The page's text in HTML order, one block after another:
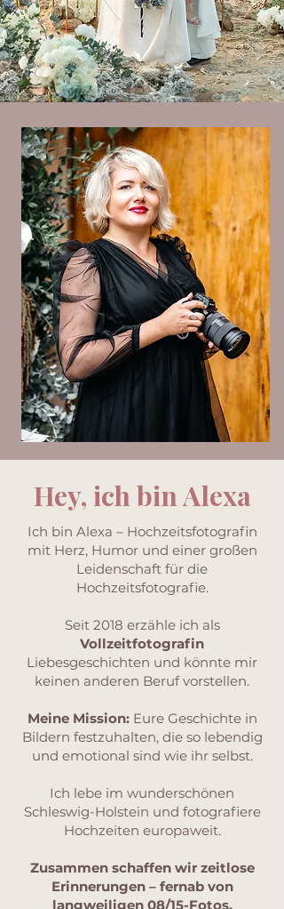
Hey, ich bin Alexa
Ich bin Alexa – Hochzeitsfotografin
mit Herz, Humor und einer großen
Leidenschaft für die
Hochzeitsfotografie.
Seit 2018 erzähle ich als
Vollzeitfotografin
Liebesgeschichten und könnte mir
keinen anderen Beruf vorstellen.
Meine Mission:Eure Geschichte in
Bildern festzuhalten, die so lebendig
und emotional sind wie ihr selbst.
Ich lebe im wunderschönen
Schleswig-Holstein und fotografiere
Hochzeiten europaweit.
Zusammen schaffen wir zeitlose
Erinnerungen – fernab von
langweiligen 08/15-Fotos.